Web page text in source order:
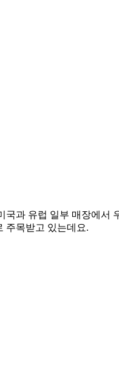
국과 유럽 일부 매장에
주목받고 있는데요.